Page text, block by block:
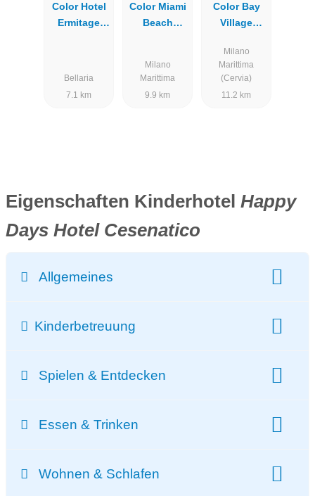
Color Hotel
Ermitage
Bellaria
7.1 km
Color Miami
Beach
Milano
Marittima
9.9 km
Color Bay
Village
Marittima
Milano
Marittima
(Cervia)
11.2 km
Eigenschaften Kinderhotel Happy
Days Hotel Cesenatico
Allgemeines
Kinderbetreuung
Spielen & Entdecken
Essen & Trinken
All-inclusive
Wohnen & Schlafen